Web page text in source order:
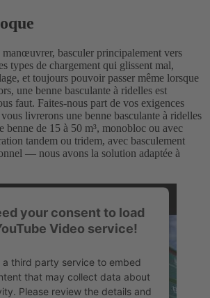
manœuvrer, basculer principalement vers
types de chargement qui glissent mal,
et toujours pouvoir passer même lorsque
une benne basculante à ridelles est
faut. Faites-nous part de vos exigences
livrerons une benne basculante à ridelles
benne de 15 à 50 m³, monobloc ou avec
tandem ou tridem, avec basculement
— nous avons la solution adaptée à
your consent to load
Video service!
a third party service to embed
that may collect data about
Please review the details and